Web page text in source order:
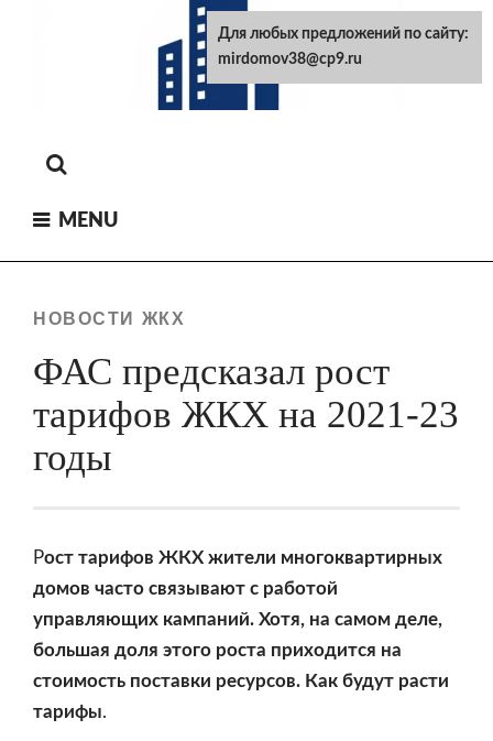
MENU
НОВОСТИ ЖКХ
ФАС предсказал рост
тарифов ЖКХ на 2021-23
годы
Рост тарифов ЖКХ жители многоквартирных
домов часто связывают с работой
управляющих кампаний. Хотя, на самом деле,
большая доля этого роста приходится на
стоимость поставки ресурсов. Как будут расти
тарифы.
Для любых предложений по сайту:
mirdomov38@cp9.ru